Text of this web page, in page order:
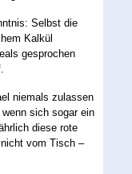
Selbst die
Kalkül
gesprochen
niemals zulassen
sich sogar ein
diese rote
vom Tisch –